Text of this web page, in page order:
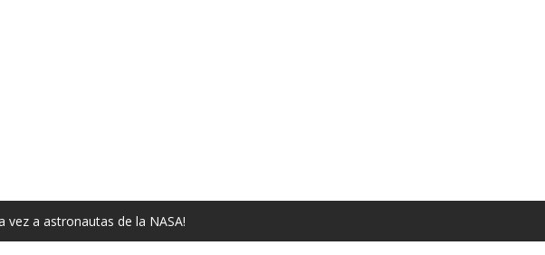
vez a astronautas de la NASA!